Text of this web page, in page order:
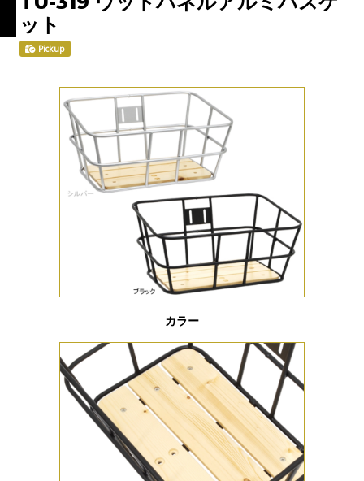
ット
Pickup
カラー